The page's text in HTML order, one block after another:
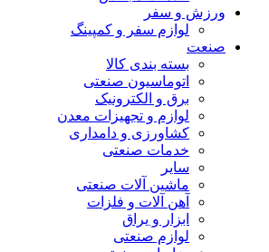
ورزش و سفر
لوازم سفر و کمپینگ
صنعت
بسته بندی کالا
اتوماسیون صنعتی
برق و الکترونیک
لوازم و تجهیزات معدن
کشاورزی و دامداری
خدمات صنعتی
سایر
ماشین آلات صنعتی
آهن آلات و فلزات
ابزار و یراق
لوازم صنعتی